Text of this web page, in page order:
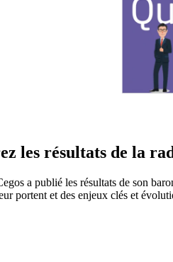
les résultats de la
a publié les résultats de son
portent et des enjeux clés et